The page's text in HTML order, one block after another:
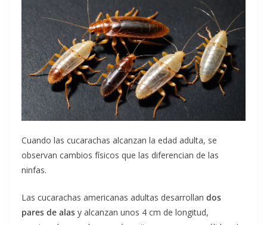
Cuando las cucarachas alcanzan la edad adulta, se
observan cambios físicos que las diferencian de las
ninfas.
Las cucarachas americanas adultas desarrollan dos
pares de alas y alcanzan unos 4 cm de longitud,